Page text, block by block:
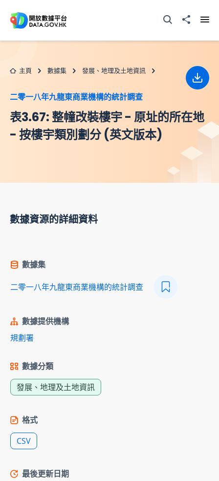
打開搜尋器分享至
主頁 數據集 發展、地理及土地資訊
二零一八年九龍東商業機構的統計調查
表3.67: 整幢改裝樓宇 - 原址的所在地
- 按樓宇類別劃分 (英文版本)
下載
數據資源的詳細資料
數據集
二零一八年九龍東商業機構的統計調查
數據提供機構
規劃署
數據分類
發展、地理及土地資訊
格式
CSV
最後更新日期